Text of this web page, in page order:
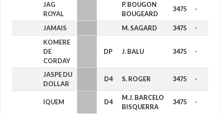
JAG
ROYAL
P. BOUGON
BOUGEARD
3475 -
JAMAIS M. SAGARD 3475
-
KOMERE
DE
CORDAY
DP J. BALU 3475 -
JASPE DU
DOLLAR
D4 S. ROGER 3475 -
IQUEM D4
M.J. BARCELO
BISQUERRA
3475 -